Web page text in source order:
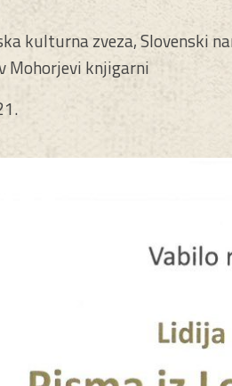
kulturna zveza, Slovenski
Mohorjevi knjigarni